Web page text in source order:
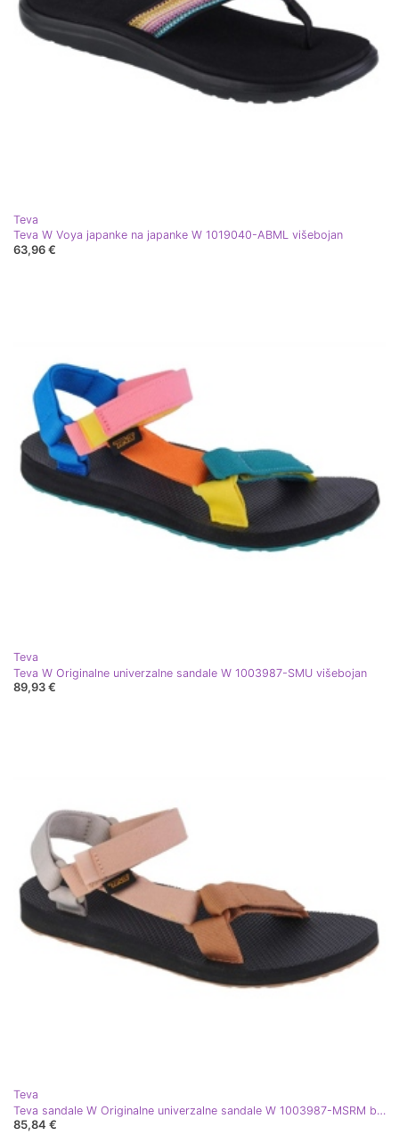
Teva
Teva W Voya japanke na japanke W 1019040-ABML višebojan
63,96 €
Teva
Teva W Originalne univerzalne sandale W 1003987-SMU višebojan
89,93 €
Teva
Teva sandale W Originalne univerzalne sandale W 1003987-MSRM bež
85,84 €